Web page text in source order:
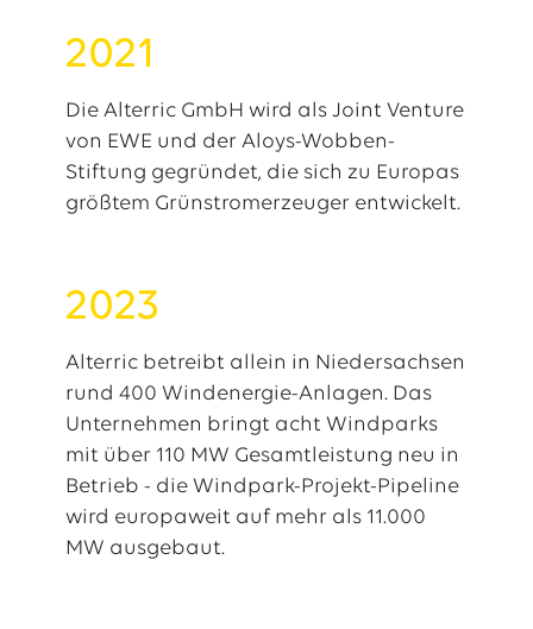
Die Alterric GmbH wird als Joint Venture
von EWE und der Aloys-Wobben-
Stiftung gegründet, die sich zu Europas
größtem Grünstromerzeuger entwickelt.
2021
Alterric betreibt allein in Niedersachsen
rund 400 Windenergie-Anlagen. Das
Unternehmen bringt acht Windparks
mit über 110 MW Gesamtleistung neu in
Betrieb - die Windpark-Projekt-Pipeline
wird europaweit auf mehr als 11.000
MW ausgebaut.
2023